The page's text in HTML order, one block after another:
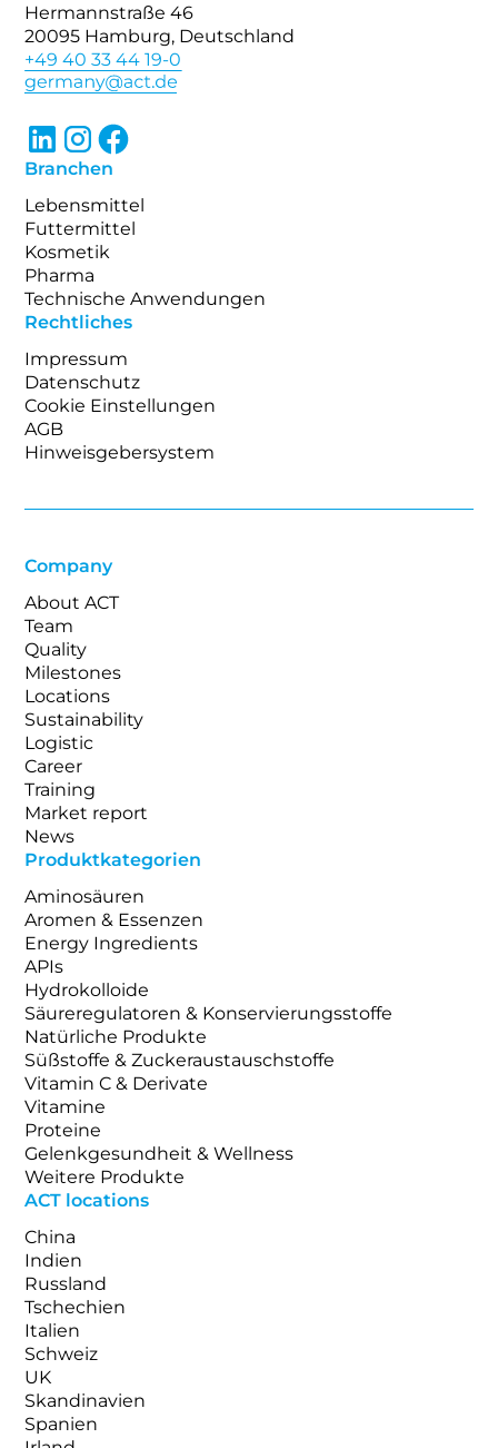
Hermannstraße 46
20095 Hamburg, Deutschland
+49 40 33 44 19-0
Branchen
Lebensmittel
Futtermittel
Kosmetik
Pharma
Technische Anwendungen
Rechtliches
Impressum
Datenschutz
Cookie Einstellungen
AGB
Hinweisgebersystem
Company
About ACT
Team
Quality
Milestones
Locations
Sustainability
Logistic
Career
Training
Market report
News
Produktkategorien
Aminosäuren
Aromen & Essenzen
Energy Ingredients
APIs
Hydrokolloide
Säureregulatoren & Konservierungsstoffe
Natürliche Produkte
Süßstoffe & Zuckeraustauschstoffe
Vitamin C & Derivate
Vitamine
Proteine
Gelenkgesundheit & Wellness
Weitere Produkte
ACT locations
China
Indien
Russland
Tschechien
Italien
Schweiz
UK
Skandinavien
Spanien